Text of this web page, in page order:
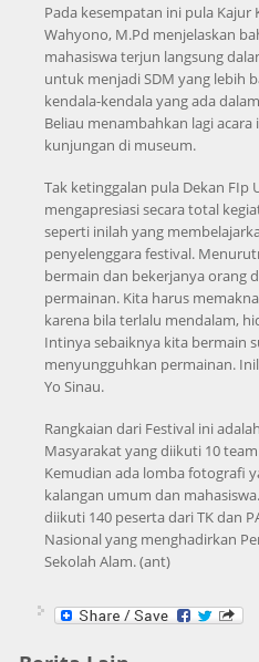
Pada kesempatan ini pula Kajur
Wahyono, M.Pd menjelaskan
mahasiswa terjun langsung
untuk menjadi SDM yang lebih
kendala-kendala yang ada
Beliau menambahkan lagi
kunjungan di museum.
Tak ketinggalan pula Dekan FIp
mengapresiasi secara total
seperti inilah yang
penyelenggara festival.
bermain dan bekerjanya orang
permainan. Kita harus
karena bila terlalu mendalam,
Intinya sebaiknya kita bermain
menyungguhkan permainan.
Yo Sinau.
Rangkaian dari Festival ini
Masyarakat yang diikuti 10
Kemudian ada lomba fotografi
kalangan umum dan
diikuti 140 peserta dari TK dan
Nasional yang menghadirkan
Sekolah Alam. (ant)